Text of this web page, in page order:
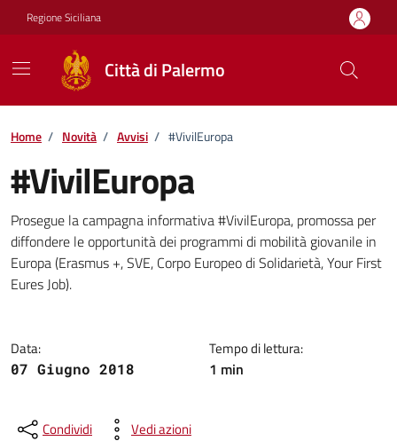
Vai ai contenuti
Vai al footer
Regione Siciliana
Città di Palermo
Home / Novità / Avvisi / #VivilEuropa
#VivilEuropa
Dettagli della notizia
Prosegue la campagna informativa #VivilEuropa, promossa per
diffondere le opportunità dei programmi di mobilità giovanile in
Europa (Erasmus +, SVE, Corpo Europeo di Solidarietà, Your First
Eures Job).
Data:
07 Giugno 2018
Tempo di lettura:
1 min
Condividi Vedi azioni